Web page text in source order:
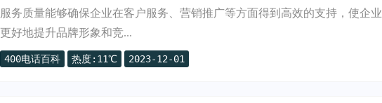
服务质量能够确保企业在客户服务、营销推广等方面得到高效的支持，使企业
更好地提升品牌形象和竞...
400电话百科 热度:11℃ 2023-12-01